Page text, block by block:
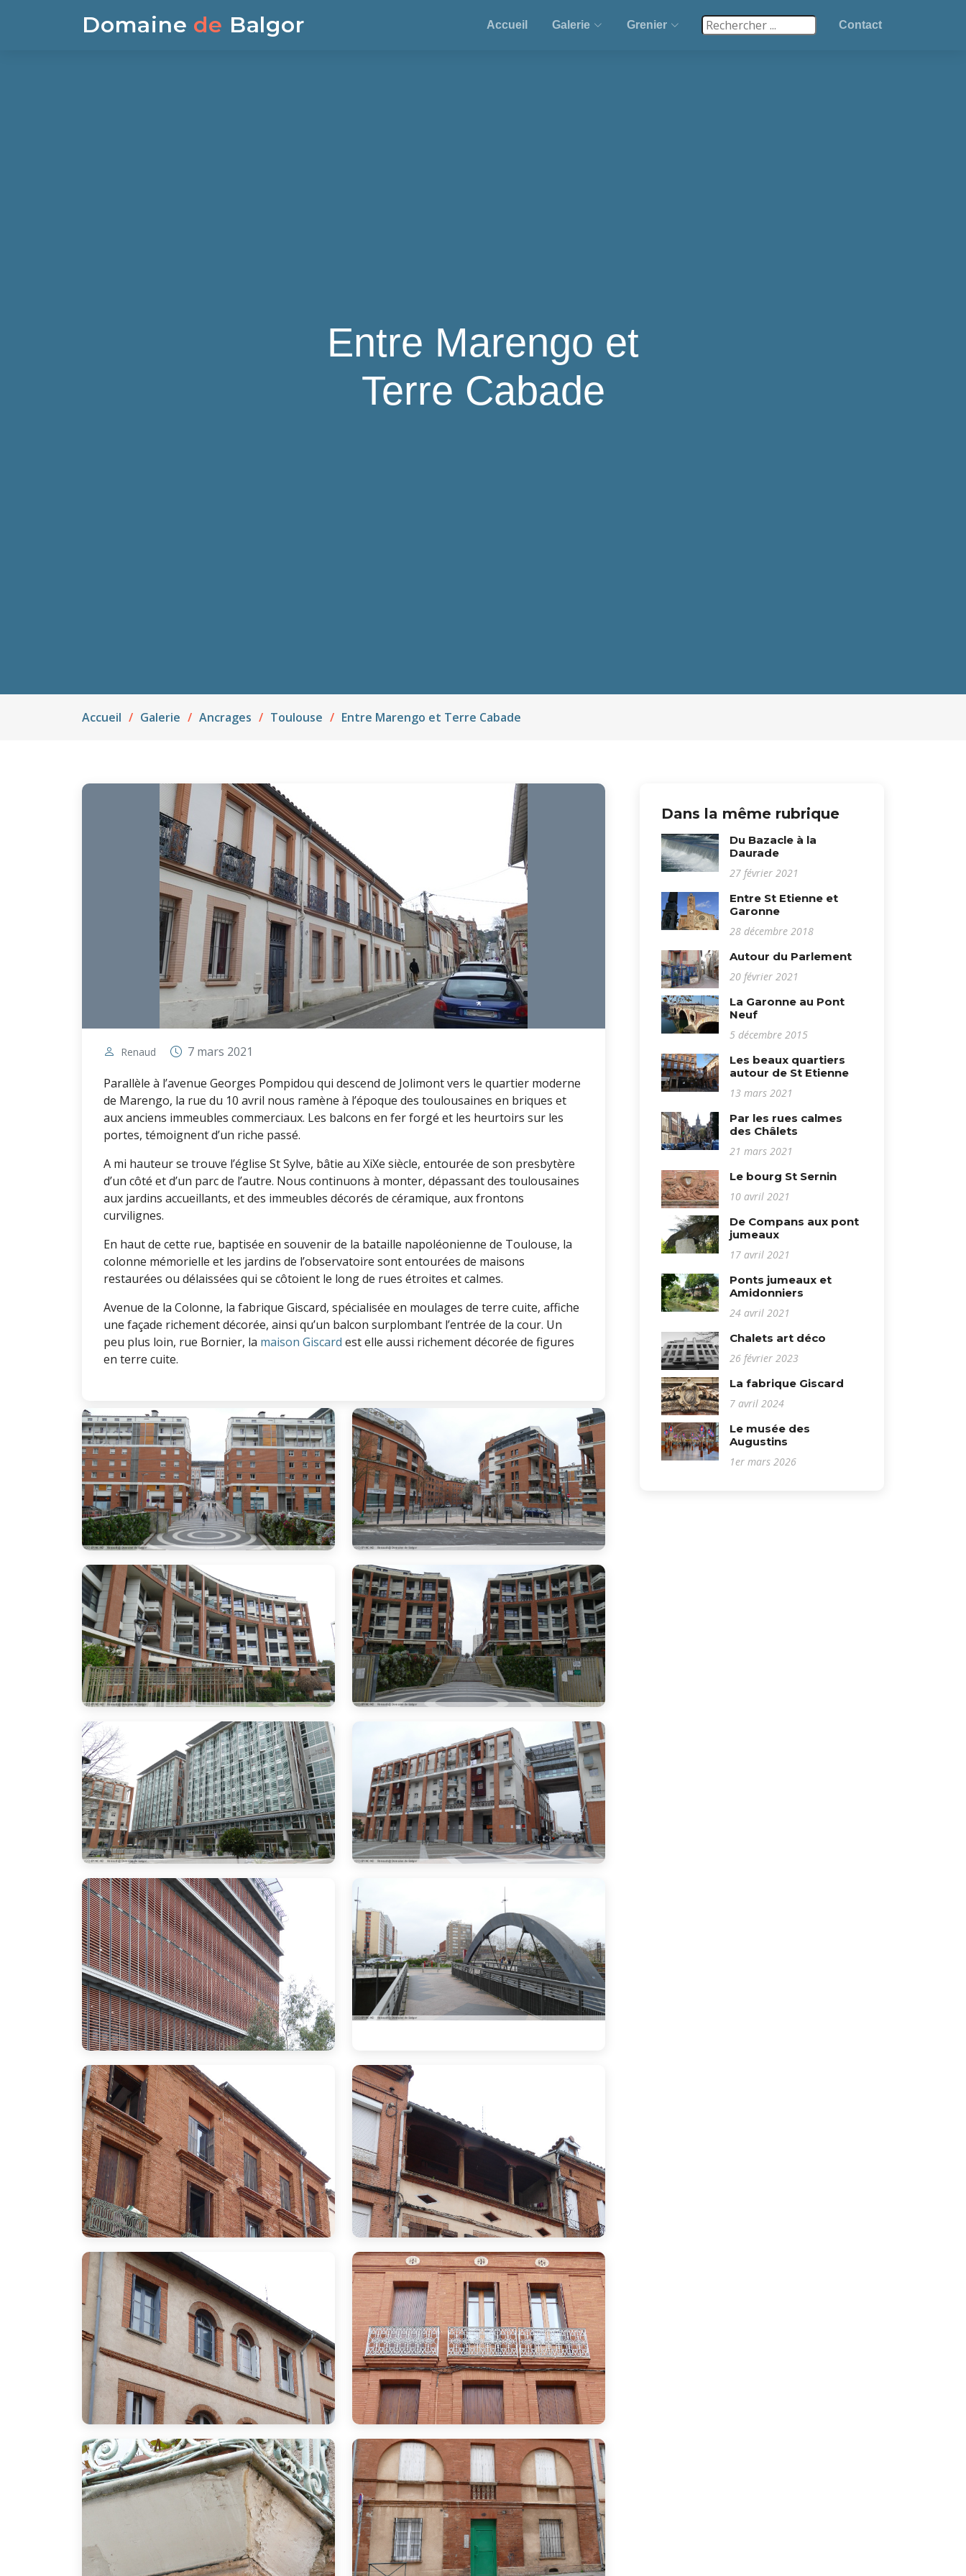
Domaine de Balgor Accueil Galerie Grenier Contact
Entre Marengo et
Terre Cabade
Accueil Galerie Ancrages Toulouse Entre Marengo et Terre Cabade
Renaud
7 mars 2021
Parallèle à l’avenue Georges Pompidou qui descend de Jolimont vers le quartier moderne
de Marengo, la rue du 10 avril nous ramène à l’époque des toulousaines en briques et
aux anciens immeubles commerciaux. Les balcons en fer forgé et les heurtoirs sur les
portes, témoignent d’un riche passé.
A mi hauteur se trouve l’église St Sylve, bâtie au XiXe siècle, entourée de son presbytère
d’un côté et d’un parc de l’autre. Nous continuons à monter, dépassant des toulousaines
aux jardins accueillants, et des immeubles décorés de céramique, aux frontons
curvilignes.
En haut de cette rue, baptisée en souvenir de la bataille napoléonienne de Toulouse, la
colonne mémorielle et les jardins de l’observatoire sont entourées de maisons
restaurées ou délaissées qui se côtoient le long de rues étroites et calmes.
Avenue de la Colonne, la fabrique Giscard, spécialisée en moulages de terre cuite, affiche
une façade richement décorée, ainsi qu’un balcon surplombant l’entrée de la cour. Un
peu plus loin, rue Bornier, la maison Giscard est elle aussi richement décorée de figures
en terre cuite.
Dans la même rubrique
Du Bazacle à la
Daurade
27 février 2021
Entre St Etienne et
Garonne
28 décembre 2018
Autour du Parlement
20 février 2021
La Garonne au Pont
Neuf
5 décembre 2015
Les beaux quartiers
autour de St Etienne
13 mars 2021
Par les rues calmes
des Châlets
21 mars 2021
Le bourg St Sernin
10 avril 2021
De Compans aux pont
jumeaux
17 avril 2021
Ponts jumeaux et
Amidonniers
24 avril 2021
Chalets art déco
26 février 2023
La fabrique Giscard
7 avril 2024
Le musée des
Augustins
1er mars 2026